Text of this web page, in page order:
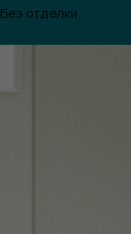
Без отделки